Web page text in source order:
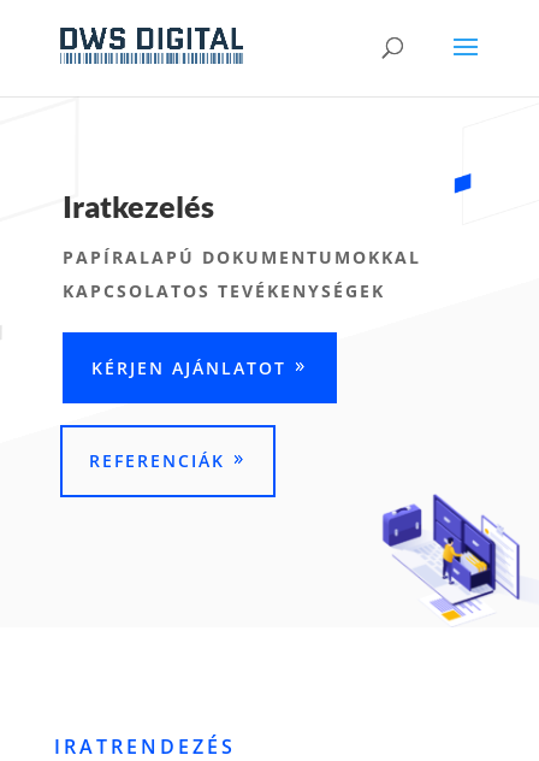
Iratkezelés
PAPÍRALAPÚ DOKUMENTUMOKKAL
KAPCSOLATOS TEVÉKENYSÉGEK
KÉRJEN AJÁNLATOT
REFERENCIÁK
IRATRENDEZÉS